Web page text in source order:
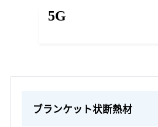
5G
ブランケット状断熱材